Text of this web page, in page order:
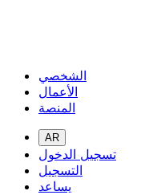
الشخصي
الأعمال
المنصة
AR
تسجيل الدخول
التسجيل
يساعد